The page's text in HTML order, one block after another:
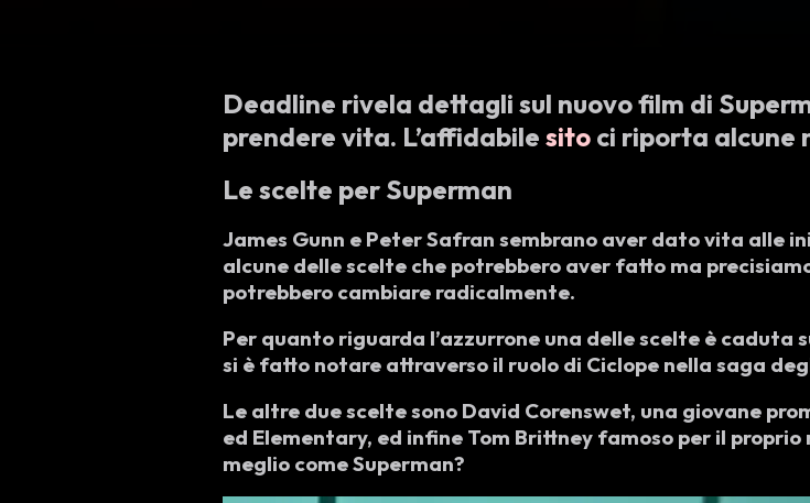
Deadline rivela dettagli sul nuovo film di
prendere vita. L’affidabile sito ci riporta alcune
Le scelte per Superman
James Gunn e Peter Safran sembrano aver dato vita alle
alcune delle scelte che potrebbero aver fatto ma
potrebbero cambiare radicalmente.
Per quanto riguarda l’azzurrone una delle scelte è caduta
si è fatto notare attraverso il ruolo di Ciclope nella saga
Le altre due scelte sono David Corenswet, una giovane
ed Elementary, ed infine Tom Brittneyfamoso per il proprio
meglio come Superman?